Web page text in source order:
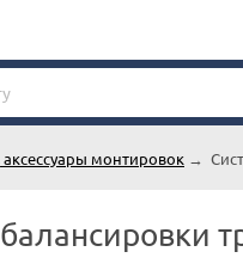
монтировок →